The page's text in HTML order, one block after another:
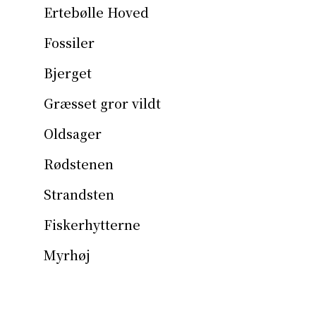
Ertebølle Hoved
Fossiler
Bjerget
Græsset gror vildt
Oldsager
Rødstenen
Strandsten
Fiskerhytterne
Myrhøj